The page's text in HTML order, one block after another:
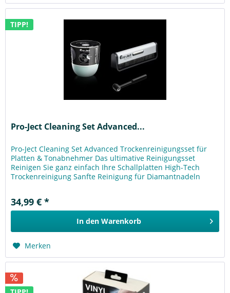
TIPP!
Pro-Ject Cleaning Set Advanced...
Pro-Ject Cleaning Set Advanced Trockenreinigungsset für
Platten & Tonabnehmer Das ultimative Reinigungsset
Reinigen Sie ganz einfach Ihre Schallplatten High-Tech
Trockenreinigung Sanfte Reinigung für Diamantnadeln
34,99 € *
In den Warenkorb
Merken